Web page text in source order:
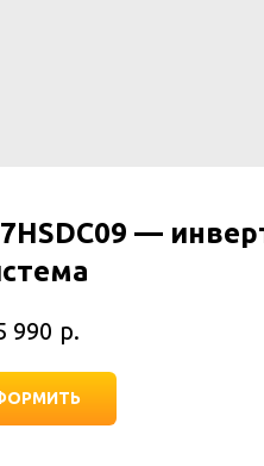
—
990 р.